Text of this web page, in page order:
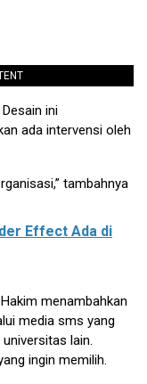
ini
ada intervensi oleh
tambahnya
Effect Ada di
menambahkan
media sms yang
lain.
ingin memilih.